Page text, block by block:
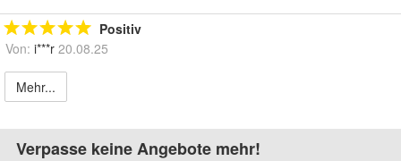
Positiv
Von: i***r 20.08.25
Mehr...
Verpasse keine Angebote mehr!